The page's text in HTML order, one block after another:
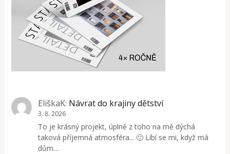
EliškaK: Návrat do krajiny dětství
3. 8. 2026
To je krásný projekt, úplně z toho na mě dýchá
taková příjemná atmosféra... 🙂 Líbí se mi, když má
dům…